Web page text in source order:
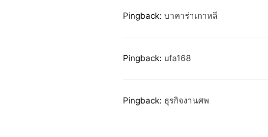
Pingback: บาคาร่าเกาหลี
Pingback: ufa168
Pingback: ธุรกิจงานศพ